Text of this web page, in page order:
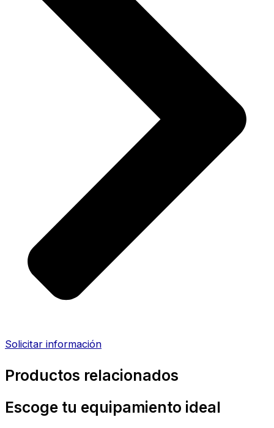
Solicitar información
Productos relacionados
Escoge tu equipamiento ideal